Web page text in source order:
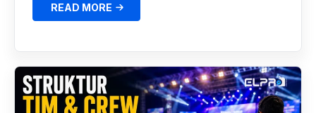
READ MORE